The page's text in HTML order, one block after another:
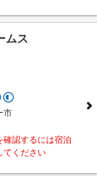
ムス
市
確認するには宿泊
てください